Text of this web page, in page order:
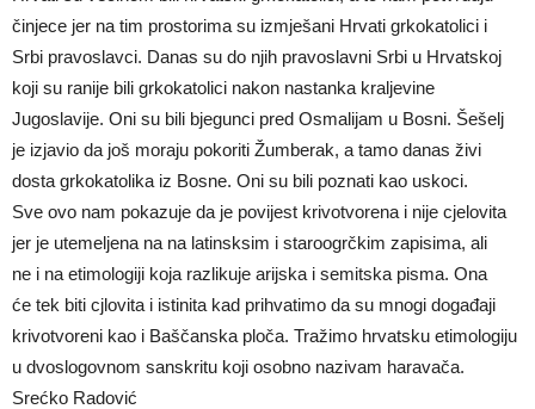
činjece jer na tim prostorima su izmješani Hrvati grkokatolici i
Srbi pravoslavci. Danas su do njih pravoslavni Srbi u Hrvatskoj
koji su ranije bili grkokatolici nakon nastanka kraljevine
Jugoslavije. Oni su bili bjegunci pred Osmalijam u Bosni. Šešelj
je izjavio da još moraju pokoriti Žumberak, a tamo danas živi
dosta grkokatolika iz Bosne. Oni su bili poznati kao uskoci.
Sve ovo nam pokazuje da je povijest krivotvorena i nije cjelovita
jer je utemeljena na na latinsksim i staroogrčkim zapisima, ali
ne i na etimologiji koja razlikuje arijska i semitska pisma. Ona
će tek biti cjlovita i istinita kad prihvatimo da su mnogi događaji
krivotvoreni kao i Baščanska ploča. Tražimo hrvatsku etimologiju
u dvoslogovnom sanskritu koji osobno nazivam haravača.
Srećko Radović